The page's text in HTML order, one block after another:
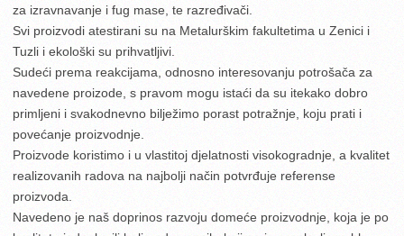
za izravnavanje i fug mase, te razređivači.
Svi proizvodi atestirani su na Metalurškim fakultetima u Zenici i
Tuzli i ekološki su prihvatljivi.
Sudeći prema reakcijama, odnosno interesovanju potrošača za
navedene proizode, s pravom mogu istaći da su itekako dobro
primljeni i svakodnevno bilježimo porast potražnje, koju prati i
povećanje proizvodnje.
Proizvode koristimo i u vlastitoj djelatnosti visokogradnje, a kvalitet
realizovanih radova na najbolji način potvrđuje referense
proizvoda.
Navedeno je naš doprinos razvoju domeće proizvodnje, koja je po